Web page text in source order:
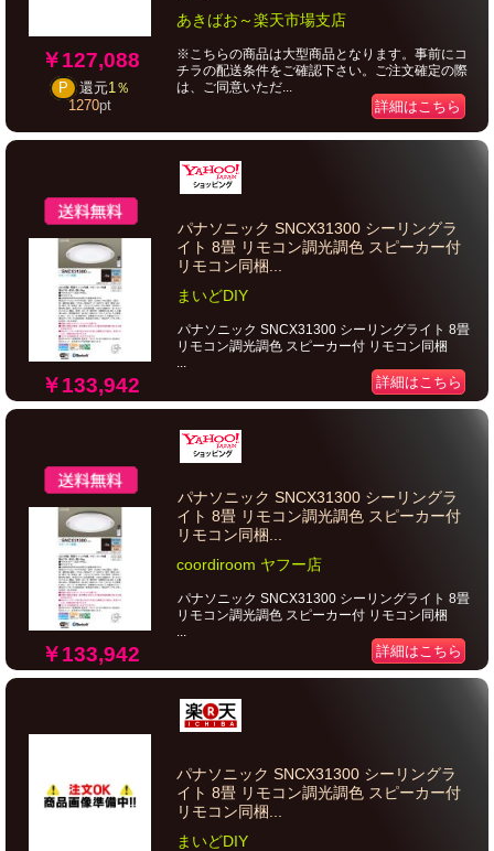
￥127,088
P 還元1％
1270pt
あきばお～楽天市場支店
※こちらの商品は大型商品となります。事前にコ
チラの配送条件をご確認下さい。ご注文確定の際
は、ご同意いただ...
詳細はこちら
￥133,942
パナソニック SNCX31300 シーリングラ
イト 8畳 リモコン調光調色 スピーカー付
リモコン同梱...
まいどDIY
パナソニック SNCX31300 シーリングライト 8畳
リモコン調光調色 スピーカー付 リモコン同梱
...
詳細はこちら
￥133,942
パナソニック SNCX31300 シーリングラ
イト 8畳 リモコン調光調色 スピーカー付
リモコン同梱...
coordiroom ヤフー店
パナソニック SNCX31300 シーリングライト 8畳
リモコン調光調色 スピーカー付 リモコン同梱
...
詳細はこちら
パナソニック SNCX31300 シーリングラ
イト 8畳 リモコン調光調色 スピーカー付
リモコン同梱...
まいどDIY